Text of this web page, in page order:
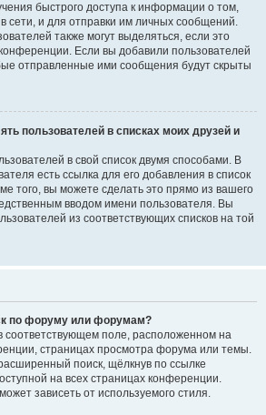
быстрого доступа к информации о том,
сети, и для отправки им личных сообщений.
также могут выделяться, если это
Если вы добавили пользователей
отправленные ими сообщения будут скрыты
пользователей в списках моих друзей и
в свой список двумя способами. В
есть ссылка для его добавления в список
того, вы можете сделать это прямо из вашего
вводом имени пользователя. Вы
из соответствующих списков на той
по форуму или форумам?
соответствующем поле, расположенном на
страницах просмотра форума или темы.
поиск, щёлкнув по ссылке
на всех страницах конференции.
зависеть от используемого стиля.